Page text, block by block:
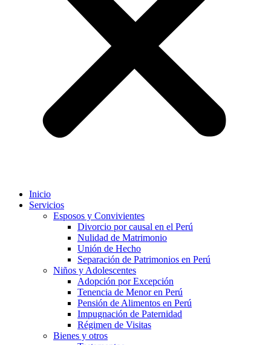
Inicio
Servicios
Esposos y Convivientes
Divorcio por causal en el Perú
Nulidad de Matrimonio
Unión de Hecho
Separación de Patrimonios en Perú
Niños y Adolescentes
Adopción por Excepción
Tenencia de Menor en Perú
Pensión de Alimentos en Perú
Impugnación de Paternidad
Régimen de Visitas
Bienes y otros